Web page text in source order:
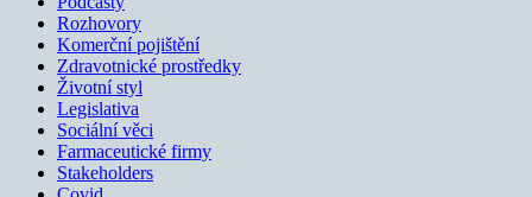
Rozhovory
Komerční pojištění
Zdravotnické prostředky
Životní styl
Legislativa
Sociální věci
Farmaceutické firmy
Stakeholders